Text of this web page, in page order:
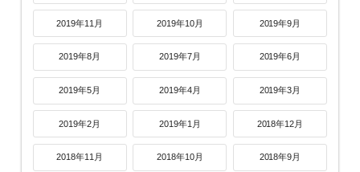
2019年11月 2019年10月 2019年9月
2019年8月 2019年7月 2019年6月
2019年5月 2019年4月 2019年3月
2019年2月 2019年1月 2018年12月
2018年11月 2018年10月 2018年9月